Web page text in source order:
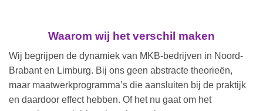
Waarom wij het verschil maken
Wij begrijpen de dynamiek van MKB-bedrijven in Noord-
Brabant en Limburg. Bij ons geen abstracte theorieën,
maar maatwerkprogramma’s die aansluiten bij de praktijk
en daardoor effect hebben. Of het nu gaat om het